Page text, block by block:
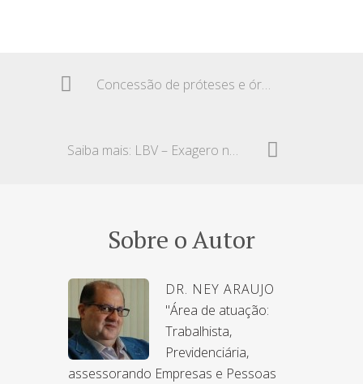
Concessão de próteses e órteses
Saiba mais: LBV – Exagero na cobrança de metas
Sobre o Autor
DR. NEY ARAUJO
"Área de atuação:
Trabalhista,
Previdenciária,
assessorando Empresas e Pessoas